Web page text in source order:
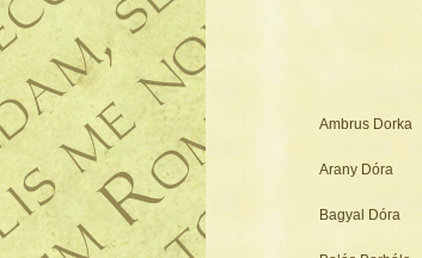
Ambrus Dorka
Arany Dóra
Bagyal Dóra